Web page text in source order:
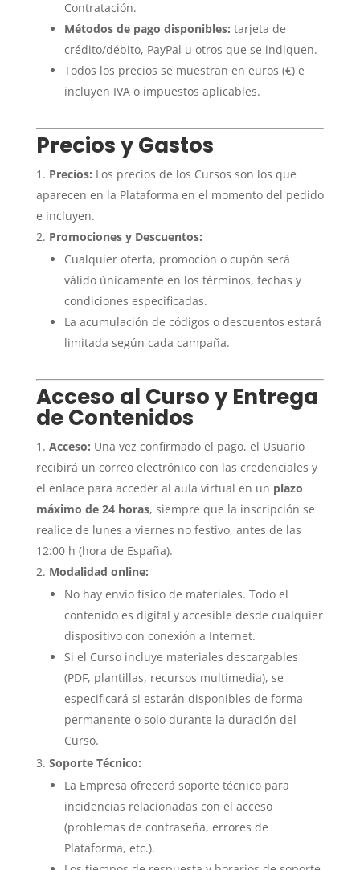
Contratación.
Métodos de pago disponibles: tarjeta de
crédito/débito, PayPal u otros que se indiquen.
Todos los precios se muestran en euros (€) e
incluyen IVA o impuestos aplicables.
Precios y Gastos
Precios: Los precios de los Cursos son los que
aparecen en la Plataforma en el momento del pedido
e incluyen.
Promociones y Descuentos:
Cualquier oferta, promoción o cupón será
válido únicamente en los términos, fechas y
condiciones especificadas.
La acumulación de códigos o descuentos estará
limitada según cada campaña.
Acceso al Curso y Entrega
de Contenidos
Acceso: Una vez confirmado el pago, el Usuario
recibirá un correo electrónico con las credenciales y
el enlace para acceder al aula virtual en un plazo
máximo de 24 horas, siempre que la inscripción se
realice de lunes a viernes no festivo, antes de las
12:00 h (hora de España).
Modalidad online:
No hay envío físico de materiales. Todo el
contenido es digital y accesible desde cualquier
dispositivo con conexión a Internet.
Si el Curso incluye materiales descargables
(PDF, plantillas, recursos multimedia), se
especificará si estarán disponibles de forma
permanente o solo durante la duración del
Curso.
Soporte Técnico:
La Empresa ofrecerá soporte técnico para
incidencias relacionadas con el acceso
(problemas de contraseña, errores de
Plataforma, etc.).